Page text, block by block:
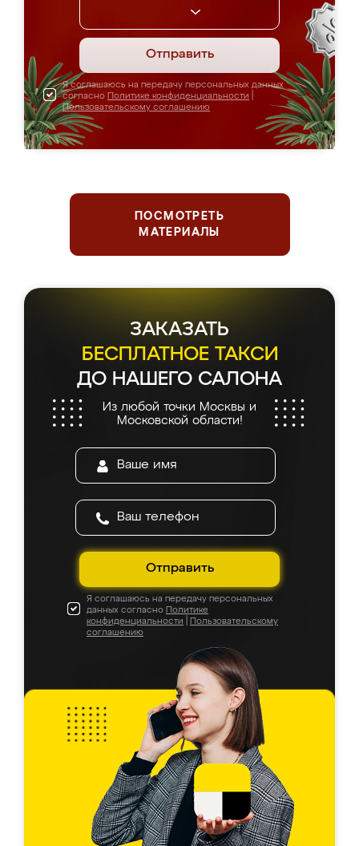
Отправить
Я соглашаюсь на передачу персональных данных
согласно Политике конфиденциальности
Пользовательскому соглашению
ПОСМОТРЕТЬ
МАТЕРИАЛЫ
ЗАКАЗАТЬ
БЕСПЛАТНОЕ ТАКСИ
ДО НАШЕГО САЛОНА
Из любой точки Москвы и
Московской области!
Отправить
Я соглашаюсь на передачу персональных
данных согласно Политике
конфиденциальности
Пользовательскому
соглашению